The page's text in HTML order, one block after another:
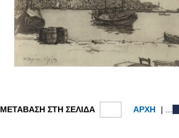
ΜΕΤΑΒΑΣΗ ΣΤΗ ΣΕΛΙΔΑ ΑΡΧΗ | ...